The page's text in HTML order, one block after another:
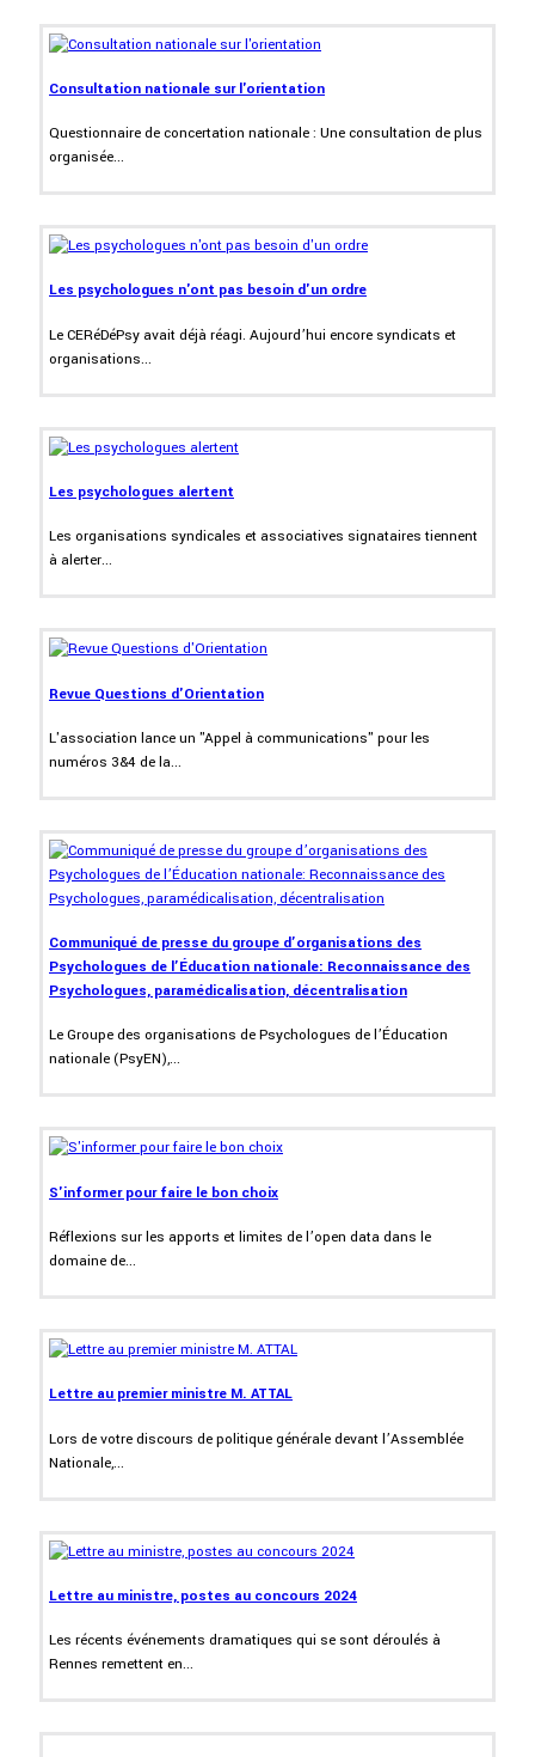
Consultation nationale sur l'orientation
Questionnaire de concertation nationale : Une consultation de plus
organisée...
Les psychologues n'ont pas besoin d'un ordre
Le CERéDéPsy avait déjà réagi. Aujourd’hui encore syndicats et
organisations...
Les psychologues alertent
Les organisations syndicales et associatives signataires tiennent
à alerter...
Revue Questions d'Orientation
L'association lance un "Appel à communications" pour les
numéros 3&4 de la...
Communiqué de presse du groupe d’organisations des
Psychologues de l’Éducation nationale: Reconnaissance des
Psychologues, paramédicalisation, décentralisation
Le Groupe des organisations de Psychologues de l’Éducation
nationale (PsyEN),...
S'informer pour faire le bon choix
Réflexions sur les apports et limites de l’open data dans le
domaine de...
Lettre au premier ministre M. ATTAL
Lors de votre discours de politique générale devant l’Assemblée
Nationale,...
Lettre au ministre, postes au concours 2024
Les récents événements dramatiques qui se sont déroulés à
Rennes remettent en...